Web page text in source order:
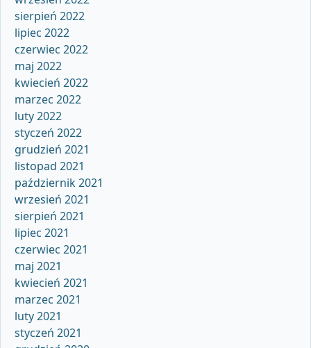
sierpień 2022
lipiec 2022
czerwiec 2022
maj 2022
kwiecień 2022
marzec 2022
luty 2022
styczeń 2022
grudzień 2021
listopad 2021
październik 2021
wrzesień 2021
sierpień 2021
lipiec 2021
czerwiec 2021
maj 2021
kwiecień 2021
marzec 2021
luty 2021
styczeń 2021